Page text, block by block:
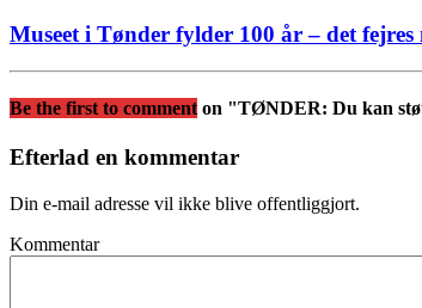
Museet i Tønder fylder 100 år – det
Be the first to comment on "TØNDER: Du kan
Efterlad en kommentar
Din e-mail adresse vil ikke blive offentliggjort.
Kommentar